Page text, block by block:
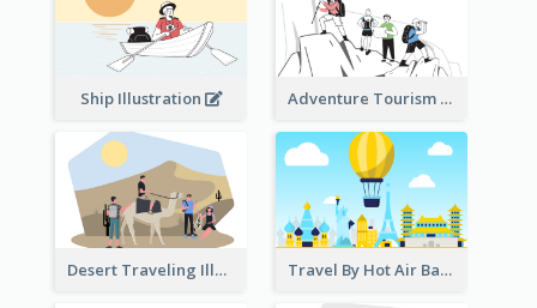
Ship Illustration Adventure Tourism Illustration
Desert Traveling Illustration Travel By Hot Air Balloon